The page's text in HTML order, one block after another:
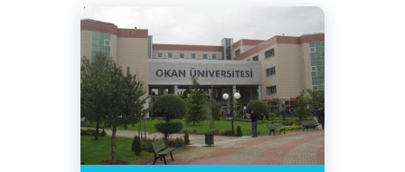
Турецкий
Стамбул, Турция
Частный